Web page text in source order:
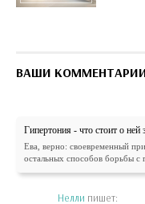
ВАШИ
Гипертония - что стоит о ней
Ева, верно: своевременный
остальных способов борьбы с
Нелли пишет: